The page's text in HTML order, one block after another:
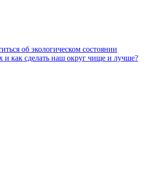
об экологическом состоянии
и как сделать наш округ чище и лучше?